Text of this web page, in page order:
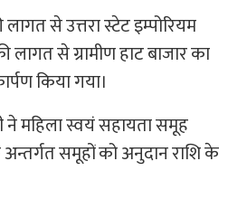
से उत्तरा स्टेट इम्पोरियम
लागत से ग्रामीण हाट बाजार का
किया गया।
महिला स्वयं सहायता समूह
समूहों को अनुदान राशि के